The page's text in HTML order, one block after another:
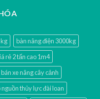
bàn nâng điện 3000kg
rẻ 2 tấn cao 1m4
bán xe nâng cây cảnh
nguồn thủy lực đài loan